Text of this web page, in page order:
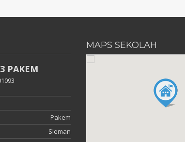
PAKEM
Pakem
Sleman
MAPS SEKOLAH